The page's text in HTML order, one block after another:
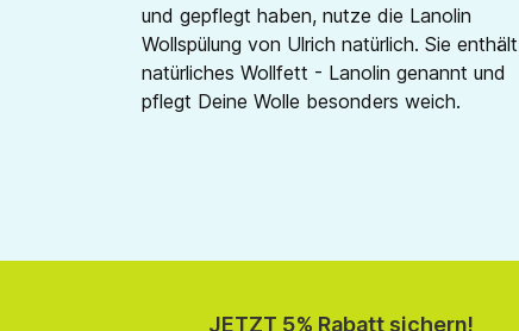
und gepflegt haben, nutze die Lanolin
Wollspülung von Ulrich natürlich. Sie enthält
natürliches Wollfett - Lanolin genannt und
pflegt Deine Wolle besonders weich.
JETZT 5% Rabatt sichern!